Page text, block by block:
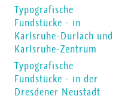
Typografische
Fundstücke - in
Karlsruhe-Durlach und
Karlsruhe-Zentrum
Typografische
Fundstücke - in der
Dresdener Neustadt